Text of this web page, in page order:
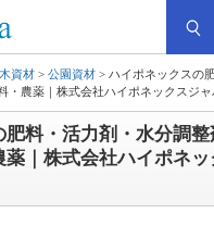
資材 > 公園資材 > ハイポネックスの
・農薬｜株式会社ハイポネックスジャ
料・活力剤・水分調
薬｜株式会社ハイポネ